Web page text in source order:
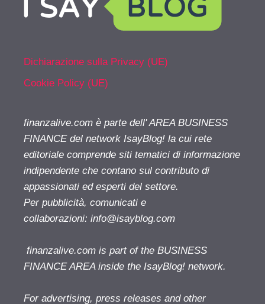
Dichiarazione sulla Privacy (UE)
Cookie Policy (UE)
finanzalive.com è parte dell' AREA BUSINESS
FINANCE del network IsayBlog! la cui rete
editoriale comprende siti tematici di informazione
indipendente che contano sul contributo di
appassionati ed esperti del settore.
Per pubblicità, comunicati e
collaborazioni: info@isayblog.com
finanzalive.com is part of the BUSINESS
FINANCE AREA inside the IsayBlog! network.
For advertising, press releases and other